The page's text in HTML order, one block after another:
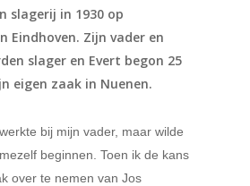
slagerij in 1930 op
Eindhoven. Zijn vader en
slager en Evert begon 25
eigen zaak in Nuenen.
bij mijn vader, maar wilde
beginnen. Toen ik de kans
over te nemen van Jos